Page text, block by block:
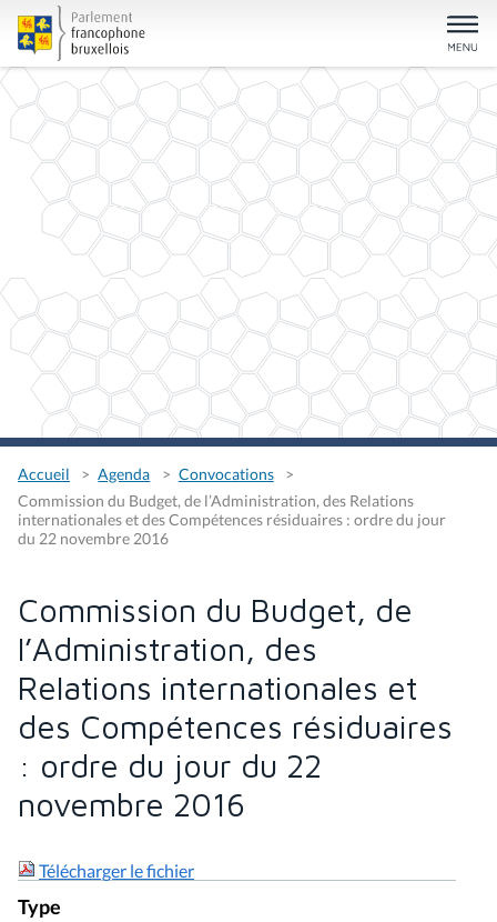
Accueil Agenda
Convocations
Commission du Budget, de l’Administration, des Relations
internationales et des Compétences résiduaires : ordre du jour
du 22 novembre 2016
Commission du Budget, de
l’Administration, des
Relations internationales et
des Compétences résiduaires
: ordre du jour du 22
novembre 2016
Télécharger le fichier
Type